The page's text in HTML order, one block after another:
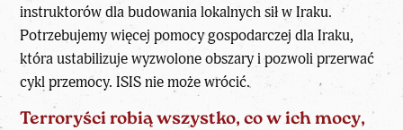
instruktorów dla budowania lokalnych sił w Iraku.
Potrzebujemy więcej pomocy gospodarczej dla Iraku,
która ustabilizuje wyzwolone obszary i pozwoli przerwać
cykl przemocy. ISIS nie może wrócić.
Terroryści robią wszystko, co w ich mocy,